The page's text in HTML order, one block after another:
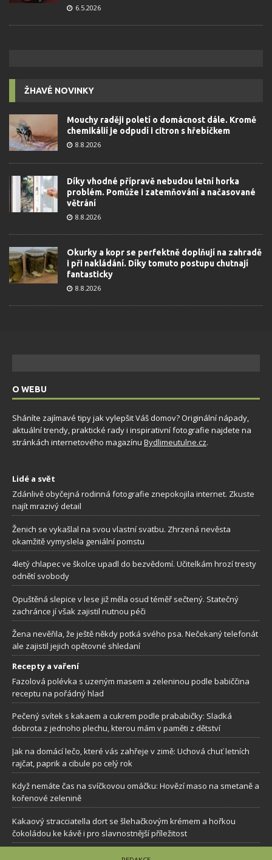
6.5.2026
ŽHAVÉ NOVINKY
Mouchy raději poletí o domácnost dále. Kromě
chemikálií je odpudí i citron s hřebíčkem
8.8.2026
Díky vhodné přípravě nebudou letní horka
problém. Pomůže i zatemňování a načasované
větrání
8.8.2026
Okurky a kopr se perfektně doplňují na zahradě
i při nakládání. Díky tomuto postupu chutnají
fantasticky
8.8.2026
O WEBU
Sháníte zajímavé tipy jak vylepšit Váš domov? Originální nápady,
aktuální trendy, praktické rady i inspirativní fotografie najdete na
stránkách internetového magazínu Bydlimeutulne.cz.
Lidé a svět
Zdánlivě obyčejná rodinná fotografie znepokojila internet. Zkuste
najít mrazivý detail
Ženich se vykašlal na svou vlastní svatbu. Zhrzená nevěsta
okamžitě vymyslela geniální pomstu
4letý chlapec ve školce upadl do bezvědomí. Učitelkám hrozí tresty
odnětí svobody
Opuštěná slepice v lese již měla osud téměř sečtený. Statečný
zachránce jí však zajistil nutnou péči
Žena nevěřila, že ještě někdy potká svého psa. Nečekaný telefonát
ale zajistil jejich opětovné shledaní
Recepty a vaření
Fazolová polévka s uzeným masem a zeleninou podle babiččina
receptu na pořádný hlad
Pečený svítek s kakaem a cukrem podle prababičky: Sladká
dobrota z jednoho plechu, kterou mám v paměti z dětství
Jak na domácí lečo, které vás zahřeje v zimě: Uchová chuť letních
rajčat, paprik a cibule po celý rok
Když nemáte čas na svíčkovou omáčku: Hovězí maso na smetaně a
kořenové zelenině
Kakaový stracciatella dort se šlehačkovým krémem a hořkou
čokoládou ke kávě i pro slavnostnější příležitost